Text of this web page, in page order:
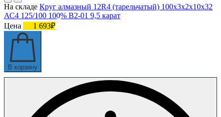
На складе Круг алмазный 12R4 (тарельчатый) 100х3х2х10х32
АС4 125/100 100% В2-01 9,5 карат
Цена
1 693₽
В корзину